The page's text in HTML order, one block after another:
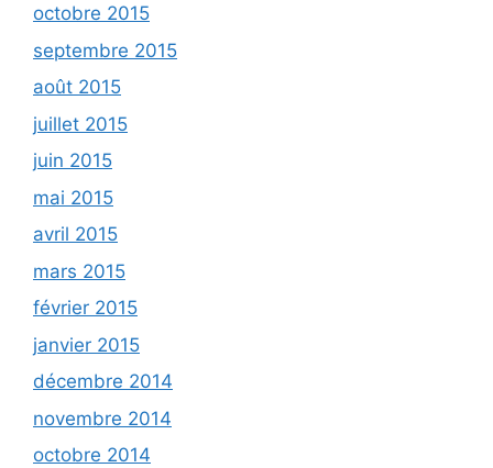
octobre 2015
septembre 2015
août 2015
juillet 2015
juin 2015
mai 2015
avril 2015
mars 2015
février 2015
janvier 2015
décembre 2014
novembre 2014
octobre 2014